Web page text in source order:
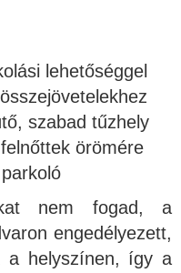
lehetőséggel
szabad tűzhely
örömére
nem fogad, a
engedélyezett,
a helyszínen, így a